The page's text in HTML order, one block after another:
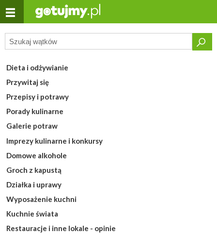
Dieta i odżywianie
Przywitaj się
Przepisy i potrawy
Porady kulinarne
Galerie potraw
Imprezy kulinarne i konkursy
Domowe alkohole
Groch z kapustą
Działka i uprawy
Wyposażenie kuchni
Kuchnie świata
Restauracje i inne lokale - opinie